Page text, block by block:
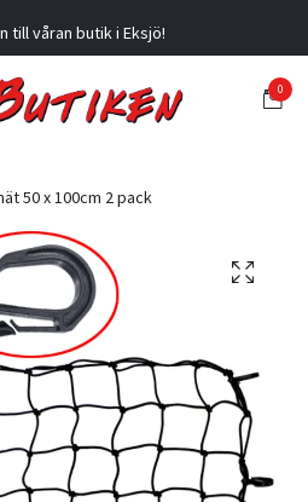
till våran butik i Eksjö!
0
50 x 100cm 2 pack